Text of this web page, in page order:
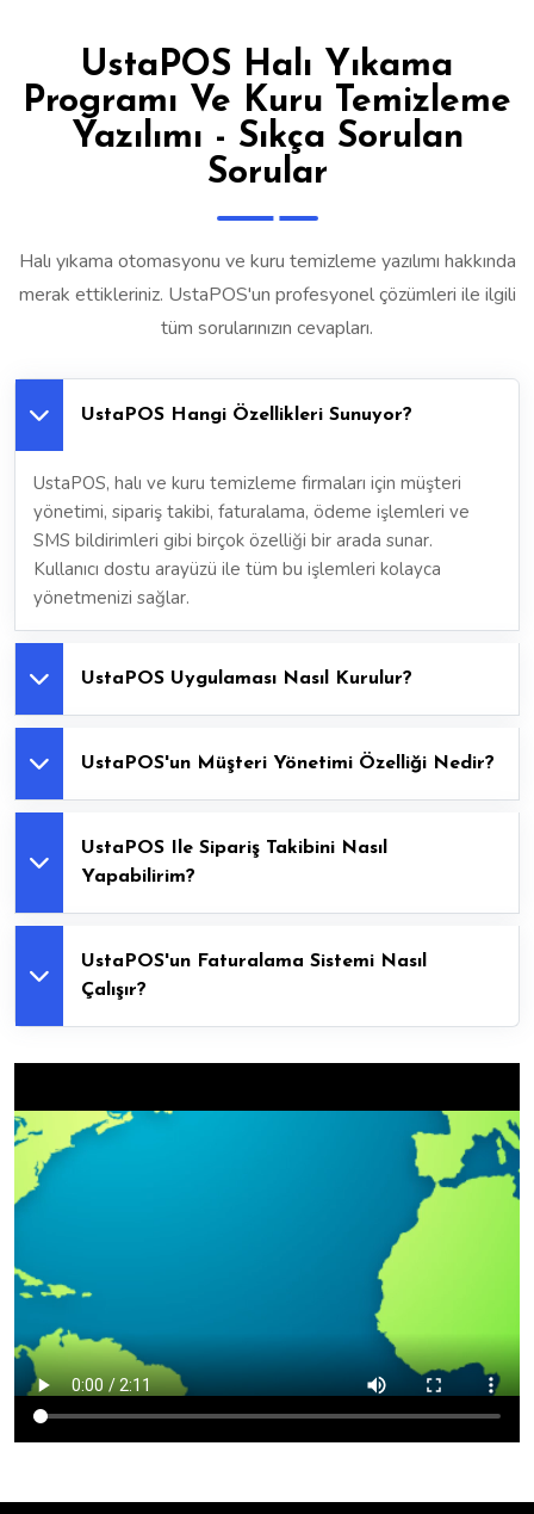
UstaPOS Halı Yıkama
Programı Ve Kuru Temizleme
Yazılımı - Sıkça Sorulan
Sorular
Halı yıkama otomasyonu ve kuru temizleme yazılımı hakkında
merak ettikleriniz. UstaPOS'un profesyonel çözümleri ile ilgili
tüm sorularınızın cevapları.
UstaPOS Hangi Özellikleri Sunuyor?
UstaPOS, halı ve kuru temizleme firmaları için müşteri
yönetimi, sipariş takibi, faturalama, ödeme işlemleri ve
SMS bildirimleri gibi birçok özelliği bir arada sunar.
Kullanıcı dostu arayüzü ile tüm bu işlemleri kolayca
yönetmenizi sağlar.
UstaPOS Uygulaması Nasıl Kurulur?
UstaPOS'un Müşteri Yönetimi Özelliği Nedir?
UstaPOS Ile Sipariş Takibini Nasıl
Yapabilirim?
UstaPOS'un Faturalama Sistemi Nasıl
Çalışır?